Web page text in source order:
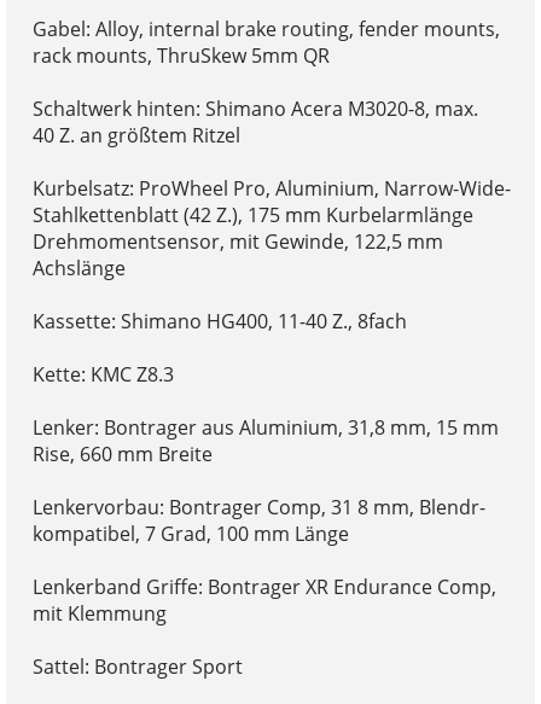
Gabel: Alloy, internal brake routing, fender mounts,
rack mounts, ThruSkew 5mm QR
Schaltwerk hinten: Shimano Acera M3020-8, max.
40 Z. an größtem Ritzel
Kurbelsatz: ProWheel Pro, Aluminium, Narrow-Wide-
Stahlkettenblatt (42 Z.), 175 mm Kurbelarmlänge
Drehmomentsensor, mit Gewinde, 122,5 mm
Achslänge
Kassette: Shimano HG400, 11-40 Z., 8fach
Kette: KMC Z8.3
Lenker: Bontrager aus Aluminium, 31,8 mm, 15 mm
Rise, 660 mm Breite
Lenkervorbau: Bontrager Comp, 31 8 mm, Blendr-
kompatibel, 7 Grad, 100 mm Länge
Lenkerband Griffe: Bontrager XR Endurance Comp,
mit Klemmung
Sattel: Bontrager Sport